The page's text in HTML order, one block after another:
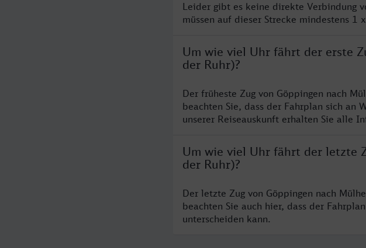
Leider gibt es keine direkte Verbindung
müssen auf dieser Strecke mindestens 1
Um wie viel Uhr fährt der erste
der Ruhr)?
Der früheste Zug von Göppingen nach
beachten Sie, dass der Fahrplan sich an
unserer Reiseauskunft erhalten Sie alle
Um wie viel Uhr fährt der letzte
der Ruhr)?
Der letzte Zug von Göppingen nach
beachten Sie auch hier, dass der
unterscheiden kann.